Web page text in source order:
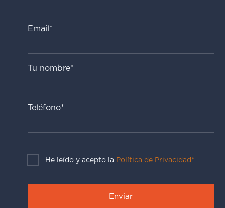
Email*
Tu nombre*
Teléfono*
He leído y acepto la Política de Privacidad*